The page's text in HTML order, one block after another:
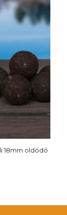
18mm oldódó